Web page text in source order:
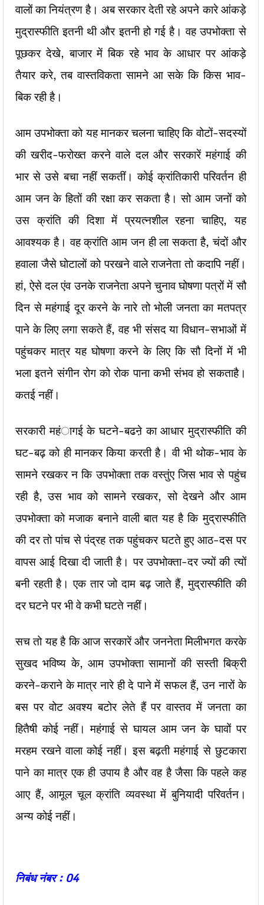
वालों का नियंत्रण है। अब सरकार देती रहे अपने कारे आंकड़े
मुद्रास्फीति इतनी थी और इतनी हो गई है। वह उपभोक्ता से
पूछकर देखे, बाजार में बिक रहे भाव के आधार पर आंकड़े
तैयार करे, तब वास्तविकता सामने आ सके कि किस भाव-
बिक रही है।
आम उपभोक्ता को यह मानकर चलना चाहिए कि वोटों-सदस्यों
की खरीद-फरोख्त करने वाले दल और सरकारें महंगाई की
भार से उसे बचा नहीं सकतीं। कोई क्रांतिकारी परिवर्तन ही
आम जन के हितों की रक्षा कर सकता है। सो आम जनों को
उस क्रांति की दिशा में प्रयत्नशील रहना चाहिए, यह
आवश्यक है। वह क्रांति आम जन ही ला सकता है, चंदों और
हवाला जैसे घोटालों को परखने वाले राजनेता तो कदापि नहीं।
हां, ऐसे दल एंव उनके राजनेता अपने चुनाव घोषणा पत्रों में सौ
दिन से महंगाई दूर करने के नारे तो भोली जनता का मतपत्र
पाने के लिए लगा सकते हैं, वह भी संसद या विधान-सभाओं में
पहुंचकर मात्र यह घोषणा करने के लिए कि सौ दिनों में भी
भला इतने संगीन रोग को रोक पाना कभी संभव हो सकताहै।
कतई नहीं।
सरकारी महंागई के घटने-बढऩे का आधार मुद्रास्फीति की
घट-बढ़ को ही मानकर किया करती है। वी भी थोक-भाव के
सामने रखकर न कि उपभोक्ता तक वस्तुंए जिस भाव से पहुंच
रही है, उस भाव को सामने रखकर, सो देखने और आम
उपभोक्ता को मजाक बनाने वाली बात यह है कि मुद्रास्फीति
की दर तो पांच से पंद्रह तक पहुंचकर घटते हुए आठ-दस पर
वापस आई दिखा दी जाती है। पर उपभोक्ता-दर ज्यों की त्यों
बनी रहती है। एक तार जो दाम बढ़ जाते हैं, मुद्रास्फीति की
दर घटने पर भी वे कभी घटते नहीं।
सच तो यह है कि आज सरकारें और जननेता मिलीभगत करके
सुखद भविष्य के, आम उपभोक्ता सामानों की सस्ती बिक्री
करने-कराने के मात्र नारे ही दे पाने में सफल हैं, उन नारों के
बस पर वोट अवश्य बटोर लेते हैं पर वास्तव में जनता का
हितैषी कोई नहीं। महंगाई से घायल आम जन के घावों पर
मरहम रखने वाला कोई नहीं। इस बढ़ती महंगाई से छुटकारा
पाने का मात्र एक ही उपाय है और वह है जैसा कि पहले कह
आए हैं, आमूल चूल क्रांति व्यवस्था में बुनियादी परिवर्तन।
अन्य कोई नहीं।
निबंध नंबर : 04